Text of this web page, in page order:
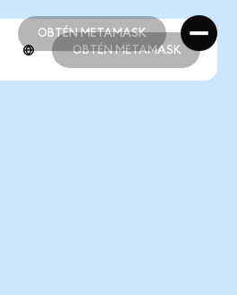
OBTÉN METAMASK
OBTÉN METAMASK
OBTÉN METAMASK